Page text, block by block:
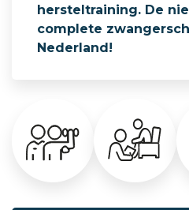
hersteltraining. De
complete
Nederland!